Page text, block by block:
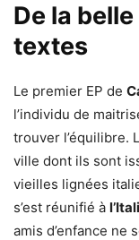
De la
textes
Le premier EP de
l’individu de
trouver l’équilibre.
ville dont ils sont
vieilles lignées
s’est réunifié à
amis d’enfance ne